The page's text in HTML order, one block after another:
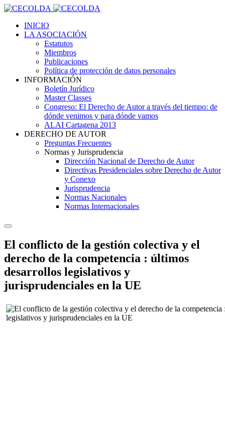
INICIO
LA ASOCIACIÓN
Estatutos
Miembros
Publicaciones
Política de protección de datos personales
INFORMACIÓN
Boletín Jurídico
Master Classes
Congreso: El Derecho de Autor a través del tiempo: de
dónde venimos y para dónde vamos
ALAI Cartagena 2013
DERECHO DE AUTOR
Preguntas Frecuentes
Normas y Jurisprudencia
Dirección Nacional de Derecho de Autor
Directivas Presidenciales sobre Derecho de Autor
y Conexo
Jurisprudencia
Normas Nacionales
Normas Internacionales
El conflicto de la gestión colectiva y el
derecho de la competencia : últimos
desarrollos legislativos y
jurisprudenciales en la UE